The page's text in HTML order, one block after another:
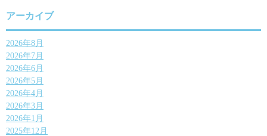
アーカイブ
2026年8月
2026年7月
2026年6月
2026年5月
2026年4月
2026年3月
2026年1月
2025年12月